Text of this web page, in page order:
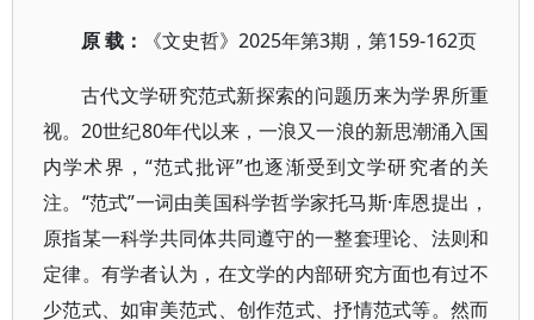
原 载： 《文史哲》2025年第3期，第159-162页
古代文学研究范式新探索的问题历来为学界所重
视。20世纪80年代以来，一浪又一浪的新思潮涌入国
内学术界，“范式批评”也逐渐受到文学研究者的关
注。“范式”一词由美国科学哲学家托马斯·库恩提出，
原指某一科学共同体共同遵守的一整套理论、法则和
定律。有学者认为，在文学的内部研究方面也有过不
少范式、如审美范式、创作范式、抒情范式等。然而